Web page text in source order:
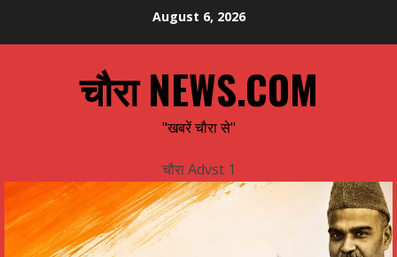
August 6, 2026
चौरा NEWS.COM
"खबरें चौरा से"
चौरा Advst 1